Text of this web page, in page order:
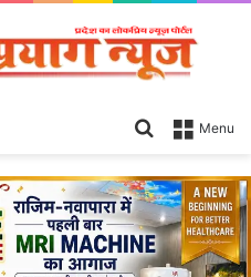
Menu
Search